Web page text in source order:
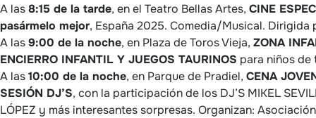
A las8:15 de la tarde, en el Teatro Bellas Artes, CINE
pasármelo mejor, España 2025. Comedia/Musical. Dirigida
A las9:00 de la noche, en Plaza de Toros Vieja, ZONA
ENCIERRO INFANTIL Y JUEGOS TAURINOS para niños de
A las10:00 de la noche, en Parque de Pradiel, CENA
SESIÓN DJ’S, con la participación de los DJ’S MIKEL
LÓPEZ y más interesantes sorpresas. Organizan: